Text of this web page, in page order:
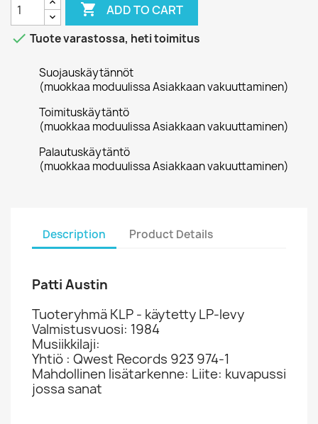
 ADD TO CART
 Tuote varastossa, heti toimitus
Suojauskäytännöt
(muokkaa moduulissa Asiakkaan vakuuttaminen)
Toimituskäytäntö
(muokkaa moduulissa Asiakkaan vakuuttaminen)
Palautuskäytäntö
(muokkaa moduulissa Asiakkaan vakuuttaminen)
Description Product Details
Patti Austin
Tuoteryhmä KLP - käytetty LP-levy
Valmistusvuosi: 1984
Musiikkilaji:
Yhtiö : Qwest Records 923 974-1
Mahdollinen lisätarkenne: Liite: kuvapussi
jossa sanat